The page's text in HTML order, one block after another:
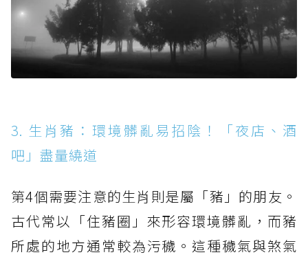
3. 生肖豬：環境髒亂易招陰！「夜店、酒
吧」盡量繞道
第4個需要注意的生肖則是屬「豬」的朋友。
古代常以「住豬圈」來形容環境髒亂，而豬
所處的地方通常較為污穢。這種穢氣與煞氣